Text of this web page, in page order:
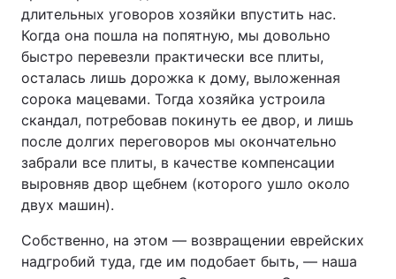
длительных уговоров хозяйки впустить нас.
Когда она пошла на попятную, мы довольно
быстро перевезли практически все плиты,
осталась лишь дорожка к дому, выложенная
сорока мацевами. Тогда хозяйка устроила
скандал, потребовав покинуть ее двор, и лишь
после долгих переговоров мы окончательно
забрали все плиты, в качестве компенсации
выровняв двор щебнем (которого ушло около
двух машин).
Собственно, на этом — возвращении еврейских
надгробий туда, где им подобает быть, — наша